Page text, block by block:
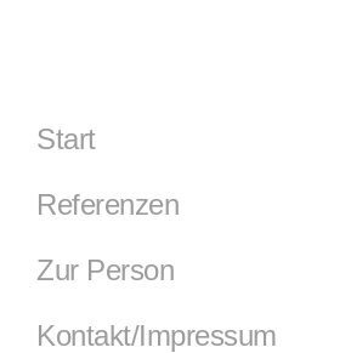
Start
Referenzen
Zur Person
Kontakt/Impressum